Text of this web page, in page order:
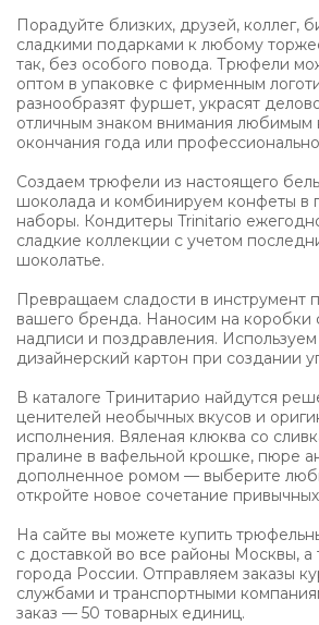
Порадуйте близких, друзей, коллег,
сладкими подарками к любому
так, без особого повода. Трюфели
оптом в упаковке с фирменным
разнообразят фуршет, украсят
отличным знаком внимания любимым
окончания года или
Создаем трюфели из настоящего
шоколада и комбинируем конфеты в
наборы. Кондитеры Trinitario
сладкие коллекции с учетом
шоколатье.
Превращаем сладости в инструмент
вашего бренда. Наносим на
надписи и поздравления.
дизайнерский картон при создании
В каталоге Тринитарио найдутся
ценителей необычных вкусов и
исполнения. Вяленая клюква со
пралине в вафельной крошке, пюре
дополненное ромом — выберите
откройте новое сочетание
На сайте вы можете купить
с доставкой во все районы Москвы, а
города России. Отправляем заказы
службами и транспортными
заказ — 50 товарных единиц.